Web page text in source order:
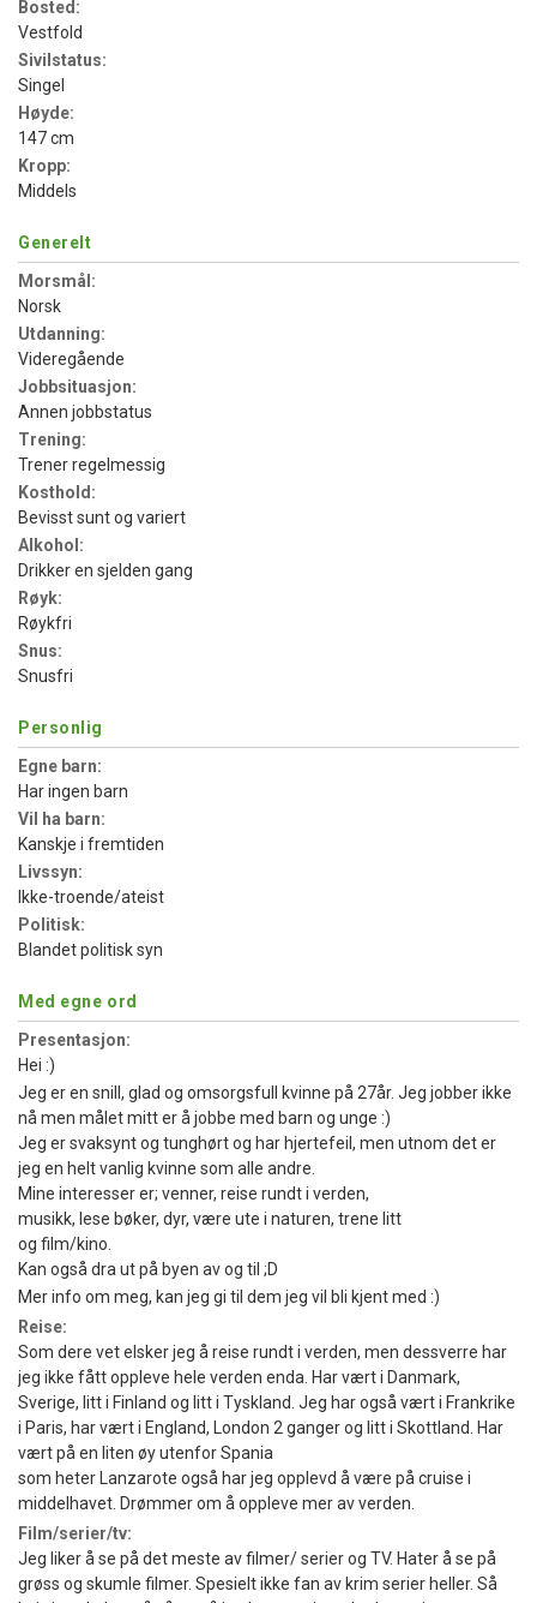
Bosted:
Vestfold
Sivilstatus:
Singel
Høyde:
147 cm
Kropp:
Middels
Generelt
Morsmål:
Norsk
Utdanning:
Videregående
Jobbsituasjon:
Annen jobbstatus
Trening:
Trener regelmessig
Kosthold:
Bevisst sunt og variert
Alkohol:
Drikker en sjelden gang
Røyk:
Røykfri
Snus:
Snusfri
Personlig
Egne barn:
Har ingen barn
Vil ha barn:
Kanskje i fremtiden
Livssyn:
Ikke-troende/ateist
Politisk:
Blandet politisk syn
Med egne ord
Presentasjon:
Hei :)
Jeg er en snill, glad og omsorgsfull kvinne på 27år. Jeg jobber ikke
nå men målet mitt er å jobbe med barn og unge :)
Jeg er svaksynt og tunghørt og har hjertefeil, men utnom det er
jeg en helt vanlig kvinne som alle andre.
Mine interesser er; venner, reise rundt i verden,
musikk, lese bøker, dyr, være ute i naturen, trene litt
og film/kino.
Kan også dra ut på byen av og til ;D
Mer info om meg, kan jeg gi til dem jeg vil bli kjent med :)
Reise:
Som dere vet elsker jeg å reise rundt i verden, men dessverre har
jeg ikke fått oppleve hele verden enda. Har vært i Danmark,
Sverige, litt i Finland og litt i Tyskland. Jeg har også vært i Frankrike
i Paris, har vært i England, London 2 ganger og litt i Skottland. Har
vært på en liten øy utenfor Spania
som heter Lanzarote også har jeg opplevd å være på cruise i
middelhavet. Drømmer om å oppleve mer av verden.
Film/serier/tv:
Jeg liker å se på det meste av filmer/ serier og TV. Hater å se på
grøss og skumle filmer. Spesielt ikke fan av krim serier heller. Så